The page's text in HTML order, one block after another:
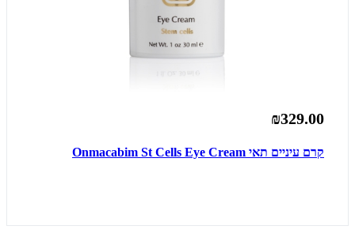
₪329.00
קרם עיניים תאי Onmacabim St Cells Eye Cream